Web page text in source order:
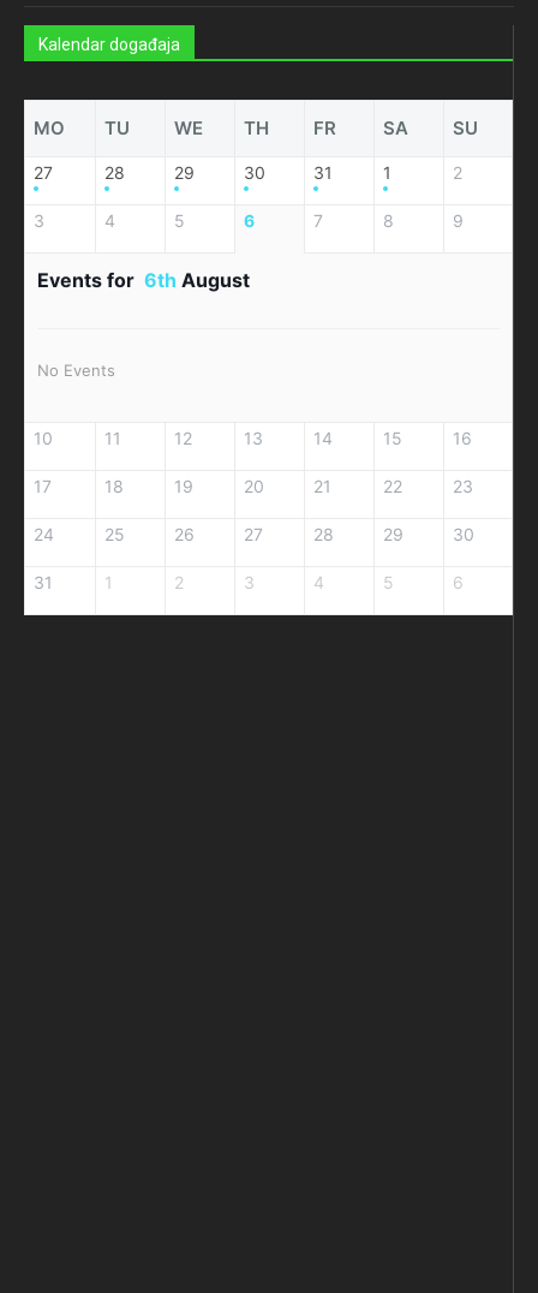
Kalendar događaja
MO TU WE TH FR SA SU
27 28 29 30 31 1 2
3 4 5 6 7 8 9
Events for 6th August
No Events
10 11 12 13 14 15 16
17 18 19 20 21 22 23
24 25 26 27 28 29 30
31 1 2 3 4 5 6